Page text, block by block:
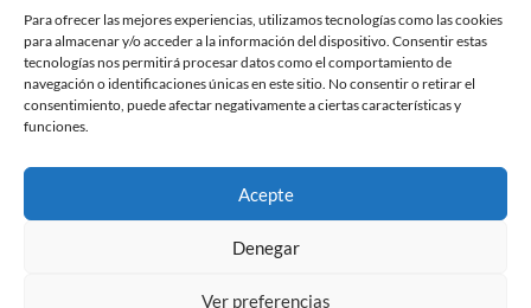
Para ofrecer las mejores experiencias, utilizamos tecnologías como las cookies
para almacenar y/o acceder a la información del dispositivo. Consentir estas
tecnologías nos permitirá procesar datos como el comportamiento de
navegación o identificaciones únicas en este sitio. No consentir o retirar el
consentimiento, puede afectar negativamente a ciertas características y
funciones.
Acepte
Denegar
Ver preferencias
Popular Free Games
LATEST UPDATES